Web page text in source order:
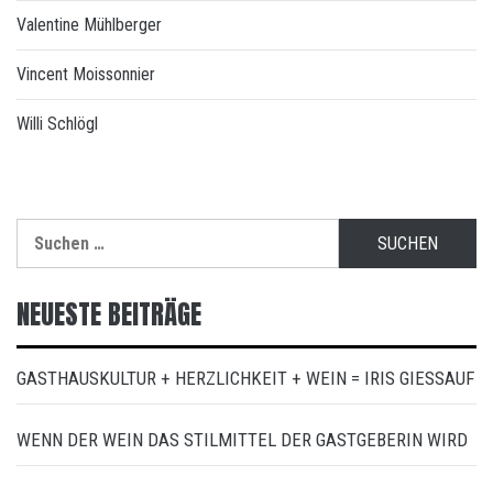
Valentine Mühlberger
Vincent Moissonnier
Willi Schlögl
nach:
NEUESTE BEITRÄGE
GASTHAUSKULTUR + HERZLICHKEIT + WEIN = IRIS GIESSAUF
WENN DER WEIN DAS STILMITTEL DER GASTGEBERIN WIRD